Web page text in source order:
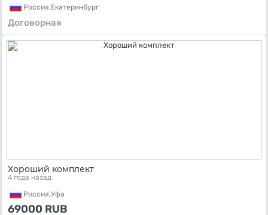
Россия,Екатеринбург
Договорная
Хороший комплект
4 года назад
Россия,Уфа
69000 RUB